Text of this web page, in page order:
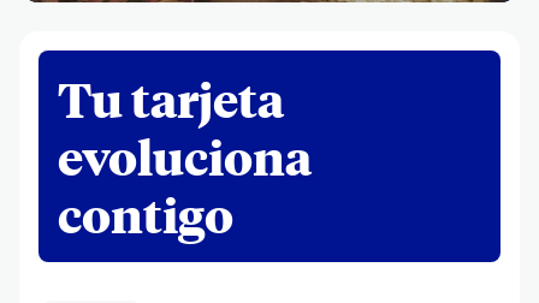
Tu tarjeta
evoluciona
contigo